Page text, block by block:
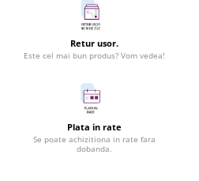
Retur usor.
Este cel mai bun produs? Vom vedea!
Plata in rate
Se poate achizitiona in rate fara
dobanda.